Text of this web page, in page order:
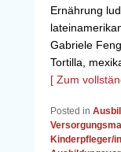
Ernährung
Gabriele
Tortilla,
[ Zum
Posted in
Kinderpfleger/in